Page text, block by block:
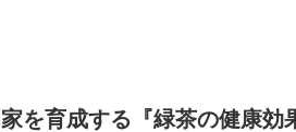
育成する『緑茶の健康効